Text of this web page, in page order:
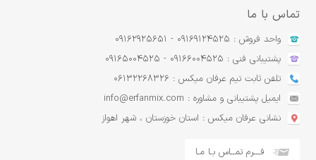
تماس با ما
واحد فروش : 09169124525 - 09162925651
پشتیبانی فنی : 09166004525 - 09165004525
تلفن ثابت تیم عرفان میکس : 06132268326
ایمیل پشتیبانی و مشاوره : info@erfanmix.com
نشانی عرفان میکس : استان خوزستان ، شهر اهواز
فـــرم تمــاس بـا مـا